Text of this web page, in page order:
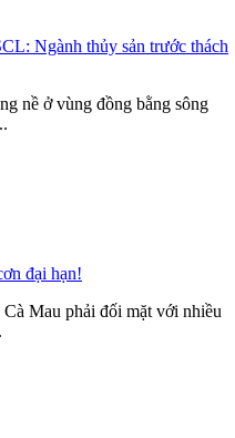
Ngành thủy sản trước thách
nề ở vùng đồng bằng sông
đại hạn!
Mau phải đối mặt với nhiều